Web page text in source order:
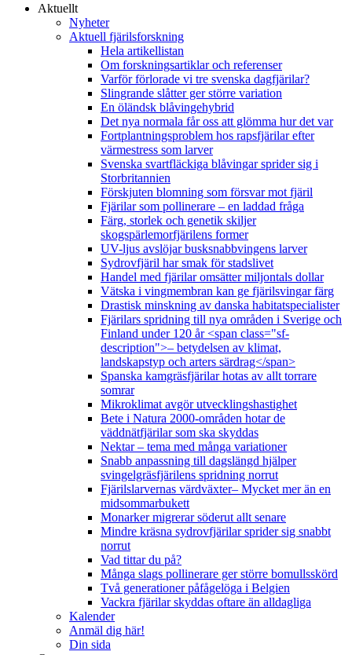
Aktuellt
Nyheter
Aktuell fjärilsforskning
Hela artikellistan
Om forskningsartiklar och referenser
Varför förlorade vi tre svenska dagfjärilar?
Slingrande slåtter ger större variation
En öländsk blåvingehybrid
Det nya normala får oss att glömma hur det var
Fortplantningsproblem hos rapsfjärilar efter
värmestress som larver
Svenska svartfläckiga blåvingar sprider sig i
Storbritannien
Förskjuten blomning som försvar mot fjäril
Fjärilar som pollinerare – en laddad fråga
Färg, storlek och genetik skiljer
skogspärlemorfjärilens former
UV-ljus avslöjar busksnabbvingens larver
Sydrovfjäril har smak för stadslivet
Handel med fjärilar omsätter miljontals dollar
Vätska i vingmembran kan ge fjärilsvingar färg
Drastisk minskning av danska habitatspecialister
Fjärilars spridning till nya områden i Sverige och
Finland under 120 år <span class="sf-
description">– betydelsen av klimat,
landskapstyp och arters särdrag</span>
Spanska kamgräsfjärilar hotas av allt torrare
somrar
Mikroklimat avgör utvecklingshastighet
Bete i Natura 2000-områden hotar de
väddnätfjärilar som ska skyddas
Nektar – tema med många variationer
Snabb anpassning till dagslängd hjälper
svingelgräsfjärilens spridning norrut
Fjärilslarvernas värdväxter– Mycket mer än en
midsommarbukett
Monarker migrerar söderut allt senare
Mindre kräsna sydrovfjärilar sprider sig snabbt
norrut
Vad tittar du på?
Många slags pollinerare ger större bomullsskörd
Två generationer påfågelöga i Belgien
Vackra fjärilar skyddas oftare än alldagliga
Kalender
Anmäl dig här!
Din sida